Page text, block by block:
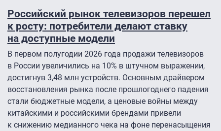
Российский рынок телевизоров перешел
к росту: потребители делают ставку
на доступные модели
В первом полугодии 2026 года продажи телевизоров
в России увеличились на 10% в штучном выражении,
достигнув 3,48 млн устройств. Основным драйвером
восстановления рынка после прошлогоднего падения
стали бюджетные модели, а ценовые войны между
китайскими и российскими брендами привели
к снижению медианного чека на фоне перенасыщения